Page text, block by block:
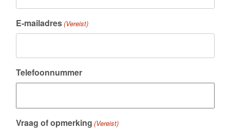
E-mailadres(Vereist)
Telefoonnummer
Vraag of opmerking (Vereist)